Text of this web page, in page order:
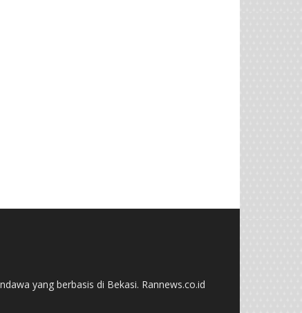
yang berbasis di Bekasi. Rannews.co.id